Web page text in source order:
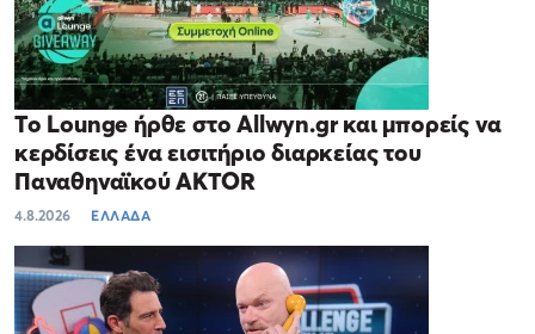
Το Lounge ήρθε στο Allwyn.gr και μπορείς να
κερδίσεις ένα εισιτήριο διαρκείας του
Παναθηναϊκού AKTOR
4.8.2026 ΕΛΛΑΔΑ